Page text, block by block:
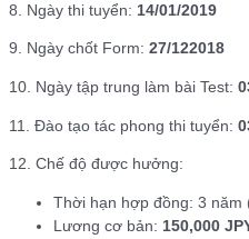
8. Ngày thi tuyển: 14/01/2019
9. Ngày chốt Form: 27/122018
10. Ngày tập trung làm bài Test:
11. Đào tạo tác phong thi tuyển:
12. Chế độ được hưởng:
Thời hạn hợp đồng: 3 năm
Lương cơ bản: 150,000